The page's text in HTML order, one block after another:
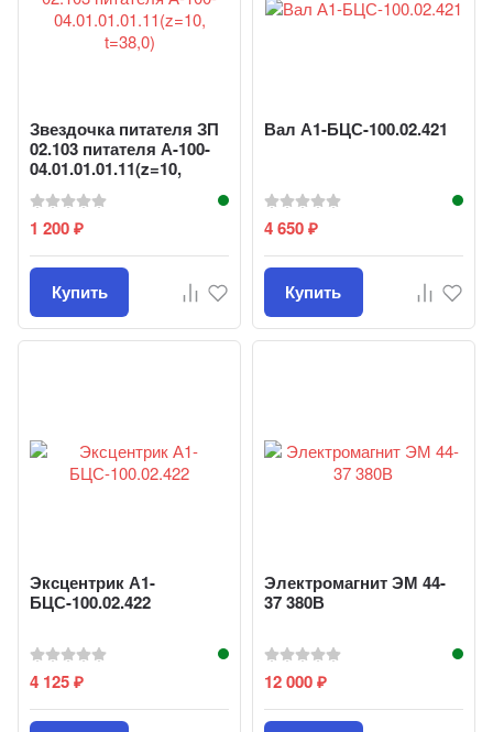
Звездочка питателя ЗП
02.103 питателя А-100-
04.01.01.01.11(z=10,
t=38,0)
1 200₽
Купить
Вал А1-БЦС-100.02.421
4 650 ₽
Купить
Эксцентрик А1-
БЦС-100.02.422
4 125₽
Электромагнит ЭМ 44-
37 380В
12 000 ₽